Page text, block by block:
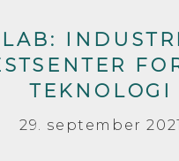
TEKNOLOGI
29. september 2021